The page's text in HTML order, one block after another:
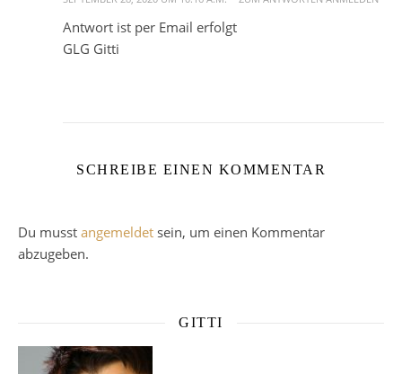
Antwort ist per Email erfolgt
GLG Gitti
SCHREIBE EINEN KOMMENTAR
Du musst angemeldet sein, um einen Kommentar
abzugeben.
GITTI